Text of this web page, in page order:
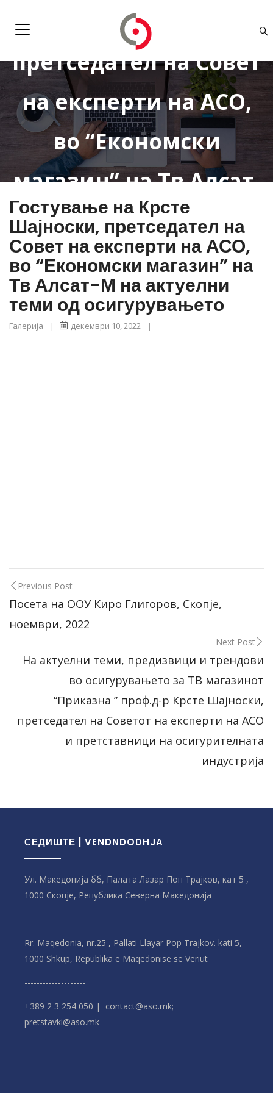
Шајноски,
претседател на Совет
на експерти на АСО,
во “Економски
магазин” на Тв Алсат-
М на актуелни теми
од осигурувањето
Гостување на Крсте
Шајноски, претседател на
Совет на експерти на АСО,
во “Економски магазин” на
Тв Алсат-М на актуелни
теми од осигурувањето
Галерија | декември 10, 2022 |
Previous Post
Посета на ООУ Киро Глигоров, Скопје,
ноември, 2022
Next Post
На актуелни теми, предизвици и трендови
во осигурувањето за ТВ магазинот
“Приказна ” проф.д-р Крсте Шајноски,
претседател на Советот на експерти на АСО
и претставници на осигурителната
индустрија
СЕДИШТЕ | VENDNDODHJA
Ул. Македонија бб, Палата Лазар Поп Трајков, кат 5 ,
1000 Скопје, Република Северна Македонијa
--------------------
Rr. Maqedonia, nr.25 , Pallati Llayar Pop Trajkov. kati 5,
1000 Shkup, Republika e Maqedonisë së Veriut
--------------------
+389 2 3 254 050 | contact@aso.mk;
pretstavki@aso.mk